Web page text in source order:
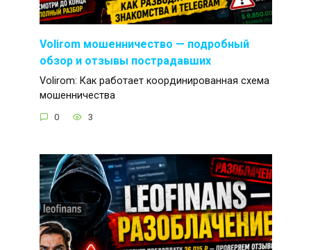
Volirom мошенничество — подробный
обзор и отзывы пострадавших
Volirom: Как работает координированная схема
мошенничества
0 3